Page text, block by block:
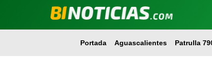
Portada Aguascalientes Patrulla